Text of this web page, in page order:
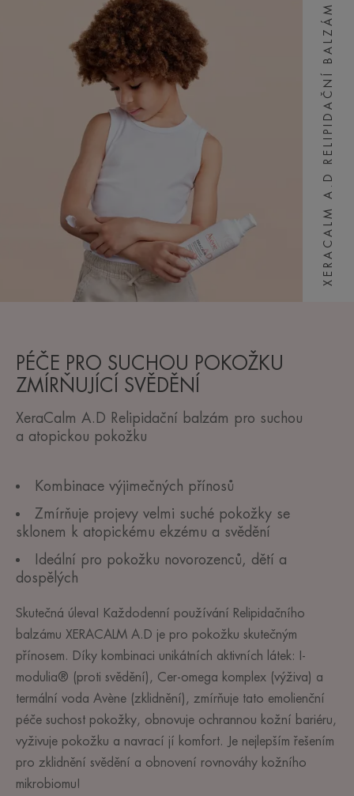
PÉČE PRO SUCHOU POKOŽKU
ZMÍRŇUJÍCÍ SVĚDĚNÍ
XeraCalm A.D Relipidační balzám pro suchou
a atopickou pokožku
Kombinace výjimečných přínosů
Zmírňuje projevy velmi suché pokožky se
sklonem k atopickému ekzému a svědění
Ideální pro pokožku novorozenců, dětí a
dospělých
Skutečná úleva! Každodenní používání Relipidačního
balzámu XERACALM A.D je pro pokožku skutečným
přínosem. Díky kombinaci unikátních aktivních látek: I-
modulia® (proti svědění), Cer-omega komplex (výživa) a
termální voda Avène (zklidnění), zmírňuje tato emolienční
péče suchost pokožky, obnovuje ochrannou kožní bariéru,
vyživuje pokožku a navrací jí komfort. Je nejlepším řešením
pro zklidnění svědění a obnovení rovnováhy kožního
mikrobiomu!
XERACALM A.D RELIPIDAČNÍ BALZÁM